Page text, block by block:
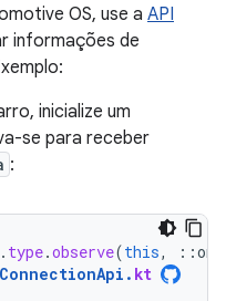
OS, use a API
informações de
inicialize um
se para receber
:
type.observe(this, ::
ConnectionApi . kt